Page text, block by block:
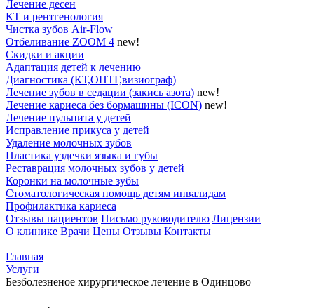
Лечение десен
КТ и рентгенология
Чистка зубов Air-Flow
Отбеливание ZOOM 4 new!
Скидки и акции
Адаптация детей к лечению
Диагностика (КТ,ОПТГ,визиограф)
Лечение зубов в седации (закись азота) new!
Лечение кариеса без бормашины (ICON) new!
Лечение пульпита у детей
Исправление прикуса у детей
Удаление молочных зубов
Пластика уздечки языка и губы
Реставрация молочных зубов у детей
Коронки на молочные зубы
Стоматологическая помощь детям инвалидам
Профилактика кариеса
Отзывы пациентов Письмо руководителю Лицензии
О клинике Врачи Цены Отзывы Контакты
Главная
Услуги
Безболезненое хирургическое лечение в Одинцово